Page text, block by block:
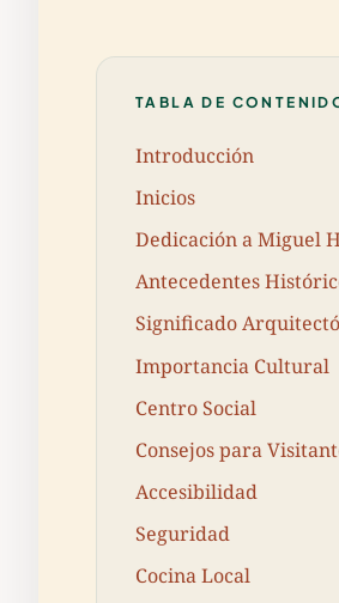
TABLA DE
Introducción
Inicios
Dedicación a Miguel
Antecedentes
Significado
Importancia Cultural
Centro Social
Consejos para
Accesibilidad
Seguridad
Cocina Local